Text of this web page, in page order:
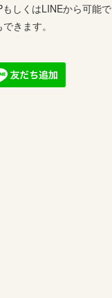
しくはLINEから可能で
きます。